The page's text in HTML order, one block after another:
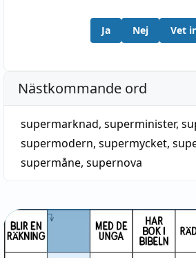
Ja Nej Vet
Nästkommande ord
supermarknad, superminister,
supermodern, supermycket,
supermåne, supernova